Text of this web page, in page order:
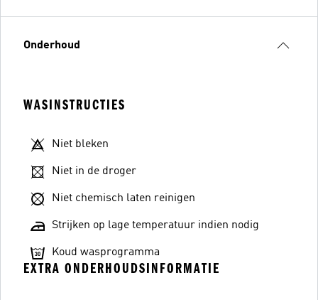
Onderhoud
WASINSTRUCTIES
Niet bleken
Niet in de droger
Niet chemisch laten reinigen
Strijken op lage temperatuur indien nodig
Koud wasprogramma
EXTRA ONDERHOUDSINFORMATIE